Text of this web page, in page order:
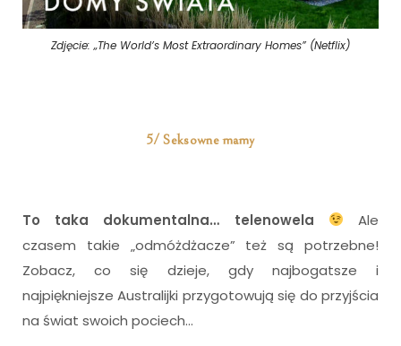
Zdjęcie: „The World’s Most Extraordinary Homes” (Netflix)
5/ Seksowne mamy
To taka dokumentalna… telenowela
Ale
czasem takie „odmóżdżacze” też są potrzebne!
Zobacz, co się dzieje, gdy najbogatsze i
najpiękniejsze Australijki przygotowują się do przyjścia
na świat swoich pociech…